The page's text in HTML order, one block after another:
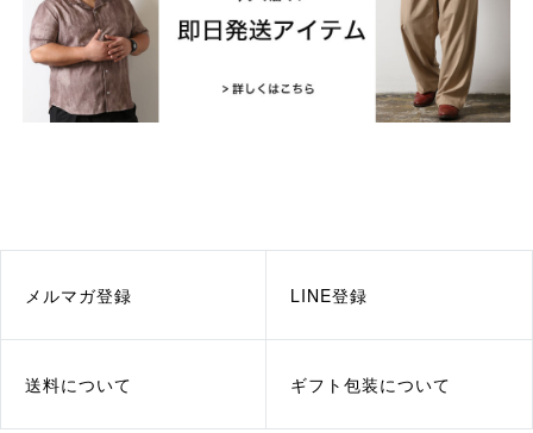
メルマガ登録 LINE登録
送料について ギフト包装について